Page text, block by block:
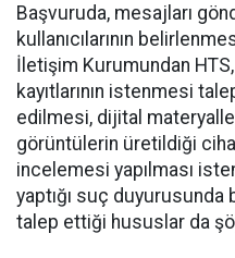
Başvuruda, mesajları
kullanıcılarının
İletişim Kurumundan
kayıtlarının istenmesi
edilmesi, dijital
görüntülerin üretildiği
incelemesi yapılması
yaptığı suç duyurusunda
talep ettiği hususlar da